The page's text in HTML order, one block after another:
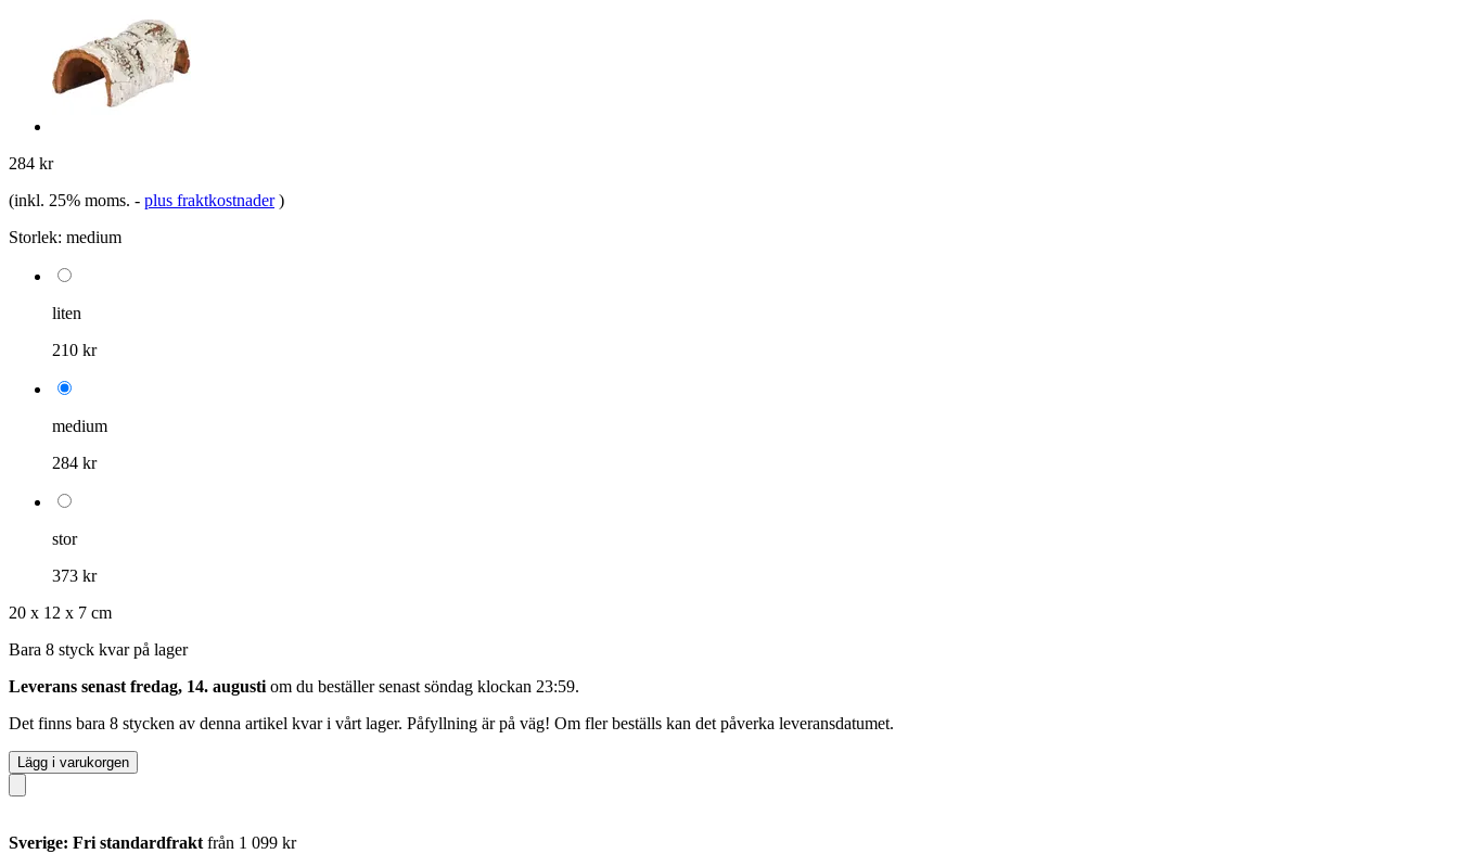
284 kr
(inkl. 25% moms. - plus fraktkostnader )
Storlek: medium
liten
210 kr
medium
284 kr
stor
373 kr
20 x 12 x 7 cm
Bara 8 styck kvar på lager
Leverans senast fredag, 14. augusti om du beställer senast söndag klockan 23:59.
Det finns bara 8 stycken av denna artikel kvar i vårt lager. Påfyllning är på väg! Om fler beställs kan det påverka leveransdatumet.
Lägg i varukorgen
Sverige: Fri standardfrakt från 1 099 kr